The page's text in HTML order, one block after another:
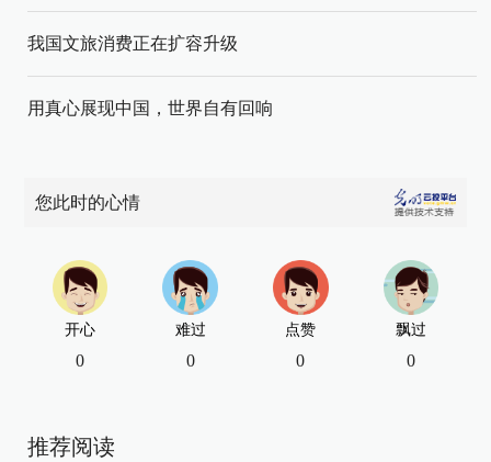
我国文旅消费正在扩容升级
用真心展现中国，世界自有回响
您此时的心情
开心
0
难过
0
点赞
0
飘过
0
推荐阅读